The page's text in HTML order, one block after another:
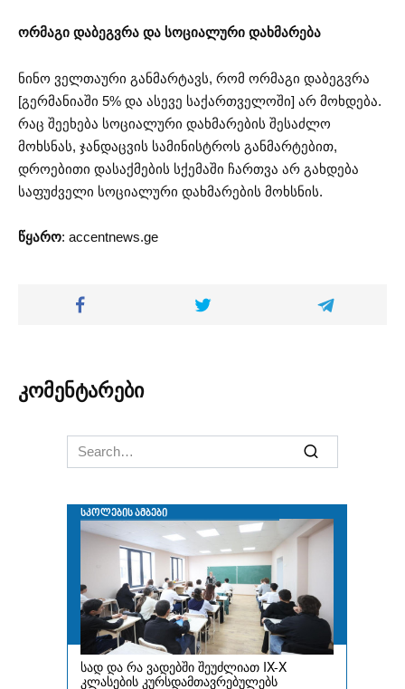
ორმაგი დაბეგვრა და სოციალური დახმარება
ნინო ველთაური განმარტავს, რომ ორმაგი დაბეგვრა
[გერმანიაში 5% და ასევე საქართველოში] არ მოხდება.
რაც შეეხება სოციალური დახმარების შესაძლო
მოხსნას, ჯანდაცვის სამინისტროს განმარტებით,
დროებითი დასაქმების სქემაში ჩართვა არ გახდება
საფუძველი სოციალური დახმარების მოხსნის.
წყარო: accentnews.ge
კომენტარები
Search
for: